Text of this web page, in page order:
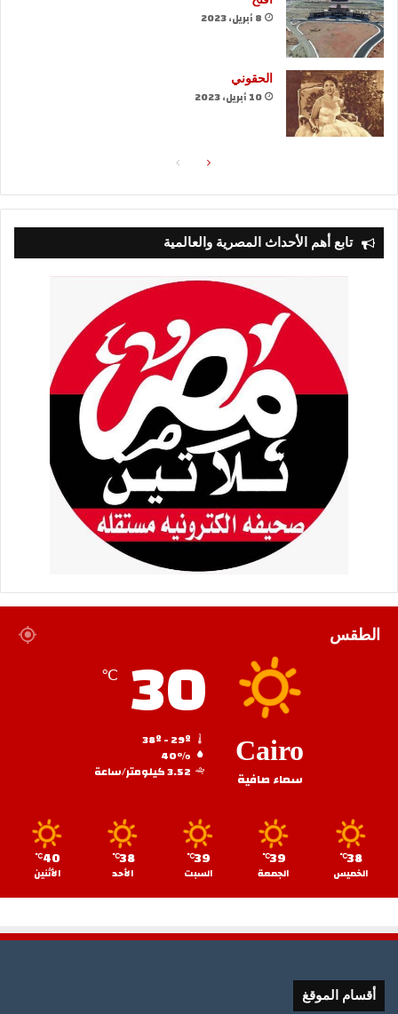
8 أبريل، 2023
الحقوني
10 أبريل، 2023
الصفحةالصفحة
تابع أهم الأحداث المصرية والعالمية
الطقس
Cairo
سماء صافية
30
℃
40%
3.52 كيلومتر/ساعة
38
℃
الخميس
39
℃
الجمعة
39
℃
السبت
38
℃
الأحد
40
℃
الأثنين
أقسام الموقغ